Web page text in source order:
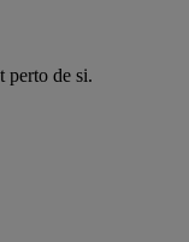
perto de si.